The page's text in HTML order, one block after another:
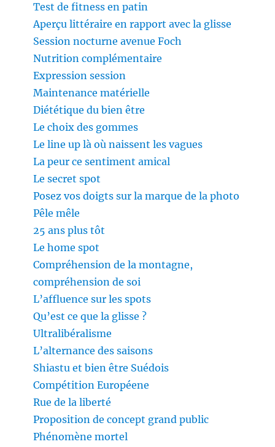
Test de fitness en patin
Aperçu littéraire en rapport avec la glisse
Session nocturne avenue Foch
Nutrition complémentaire
Expression session
Maintenance matérielle
Diététique du bien être
Le choix des gommes
Le line up là où naissent les vagues
La peur ce sentiment amical
Le secret spot
Posez vos doigts sur la marque de la photo
Pêle mêle
25 ans plus tôt
Le home spot
Compréhension de la montagne,
compréhension de soi
L’affluence sur les spots
Qu’est ce que la glisse ?
Ultralibéralisme
L’alternance des saisons
Shiastu et bien être Suédois
Compétition Européene
Rue de la liberté
Proposition de concept grand public
Phénomène mortel